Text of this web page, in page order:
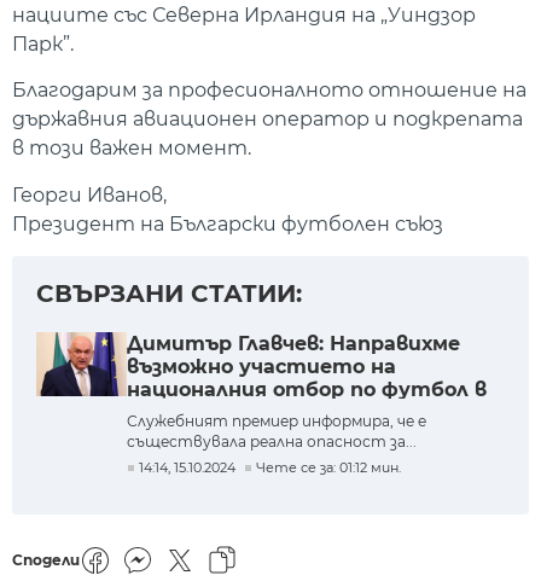
нациите със Северна Ирландия на „Уиндзор
Парк”.
Благодарим за професионалното отношение на
държавния авиационен оператор и подкрепата
в този важен момент.
Георги Иванов,
Президент на Български футболен съюз
СВЪРЗАНИ СТАТИИ:
Димитър Главчев: Направихме
възможно участието на
националния отбор по футбол в
Белфаст
Служебният премиер информира, че е
съществувала реална опасност за...
14:14, 15.10.2024 Чете се за: 01:12 мин.
Сподели